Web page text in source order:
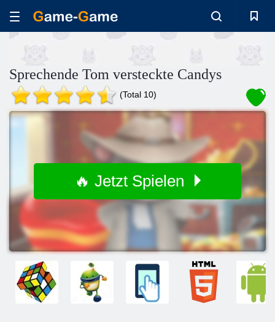
Sprechende Tom versteckte Candys
(Total 10)
🔥 Jetzt Spielen